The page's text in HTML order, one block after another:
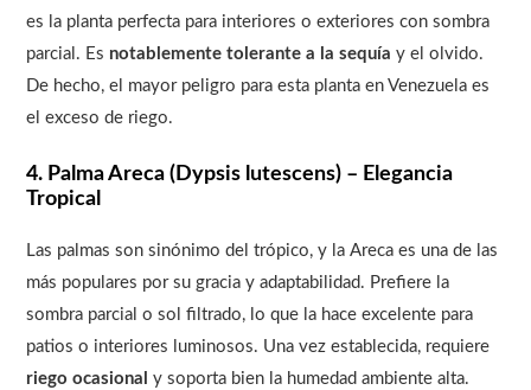
es la planta perfecta para interiores o exteriores con sombra
parcial. Es notablemente tolerante a la sequía y el olvido.
De hecho, el mayor peligro para esta planta en Venezuela es
el exceso de riego.
4. Palma Areca (Dypsis lutescens) – Elegancia
Tropical
Las palmas son sinónimo del trópico, y la Areca es una de las
más populares por su gracia y adaptabilidad. Prefiere la
sombra parcial o sol filtrado, lo que la hace excelente para
patios o interiores luminosos. Una vez establecida, requiere
riego ocasional y soporta bien la humedad ambiente alta.